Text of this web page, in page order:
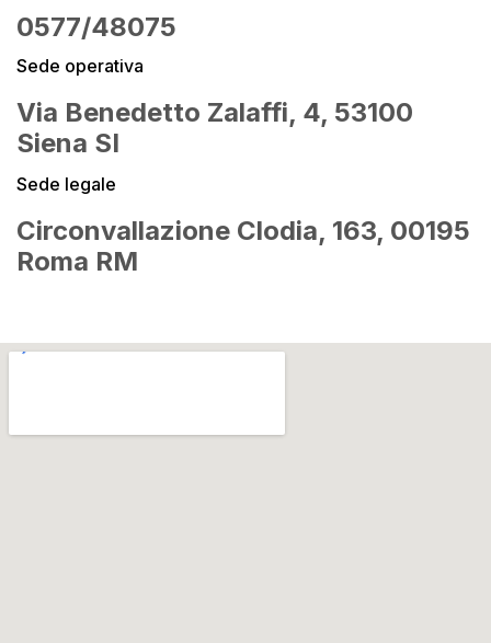
0577/48075
Sede operativa
Via Benedetto Zalaffi, 4, 53100
Siena SI
Sede legale
Circonvallazione Clodia, 163, 00195
Roma RM